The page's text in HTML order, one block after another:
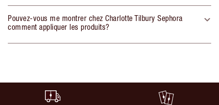
Pouvez-vous me montrer chez Charlotte Tilbury Sephora
comment appliquer les produits?